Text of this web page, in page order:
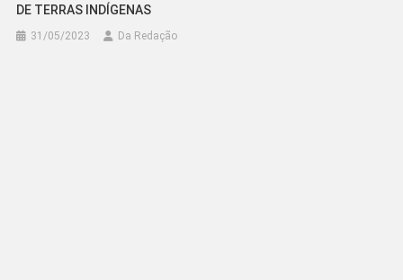
DE TERRAS INDÍGENAS
31/05/2023 Da Redação